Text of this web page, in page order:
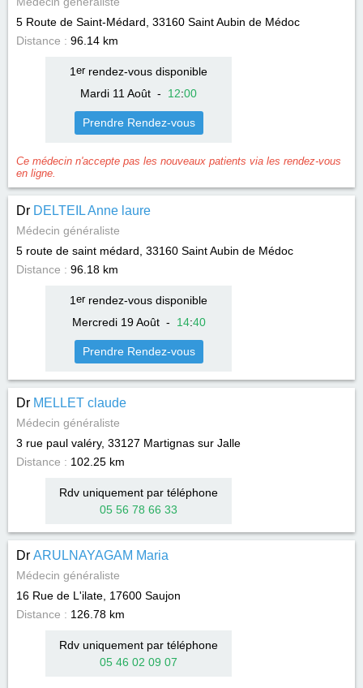
5 Route de Saint-Médard, 33160 Saint Aubin de Médoc
Distance : 96.14 km
1 errendez-vous disponible
Mardi 11 Août - 12:00
Prendre Rendez-vous
Ce médecin n'accepte pas les nouveaux patients via les rendez-vous
en ligne.
Dr DELTEIL Anne laure
Médecin généraliste
5 route de saint médard, 33160 Saint Aubin de Médoc
Distance : 96.18 km
1 errendez-vous disponible
Mercredi 19 Août- 14:40
Prendre Rendez-vous
Dr MELLET claude
Médecin généraliste
3 rue paul valéry, 33127 Martignas sur Jalle
Distance : 102.25 km
Rdv uniquement par téléphone
05 56 78 66 33
Dr ARULNAYAGAM Maria
Médecin généraliste
16 Rue de L'ilate, 17600 Saujon
Distance : 126.78 km
Rdv uniquement par téléphone
05 46 02 09 07